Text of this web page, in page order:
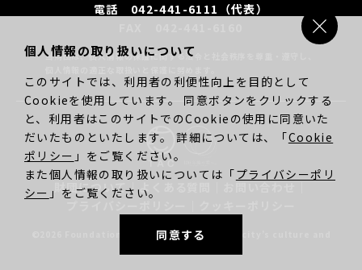
電話 042-441-6111（代表）
当財団は、個人情報の保護に関する法令と社会秩序を尊重・遵守し、
財団について｜よくある質問
©2026 Foundation for promotion of Chofu city’s culture and
個人情報の取り扱いについて
このサイトでは、利用者の利便性向上を目的として
Cookieを使用しています。 同意ボタンをクリックする
と、利用者はこのサイトでのCookieの使用に同意いた
だいたものといたします。 詳細については、「Cookie
ポリシー 」をご覧ください。
また個人情報の取り扱いについては「プライバシーポリ
シー 」をご覧ください。
同意する